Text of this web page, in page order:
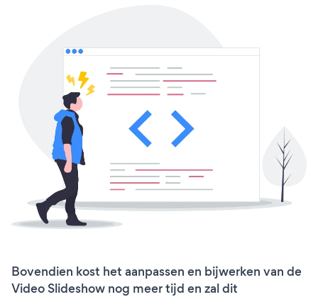
Bovendien kost het aanpassen en bijwerken van de
Video Slideshow nog meer tijd en zal dit